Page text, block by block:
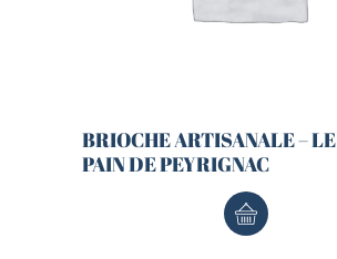
BRIOCHE ARTISANALE – LE
PAIN DE PEYRIGNAC